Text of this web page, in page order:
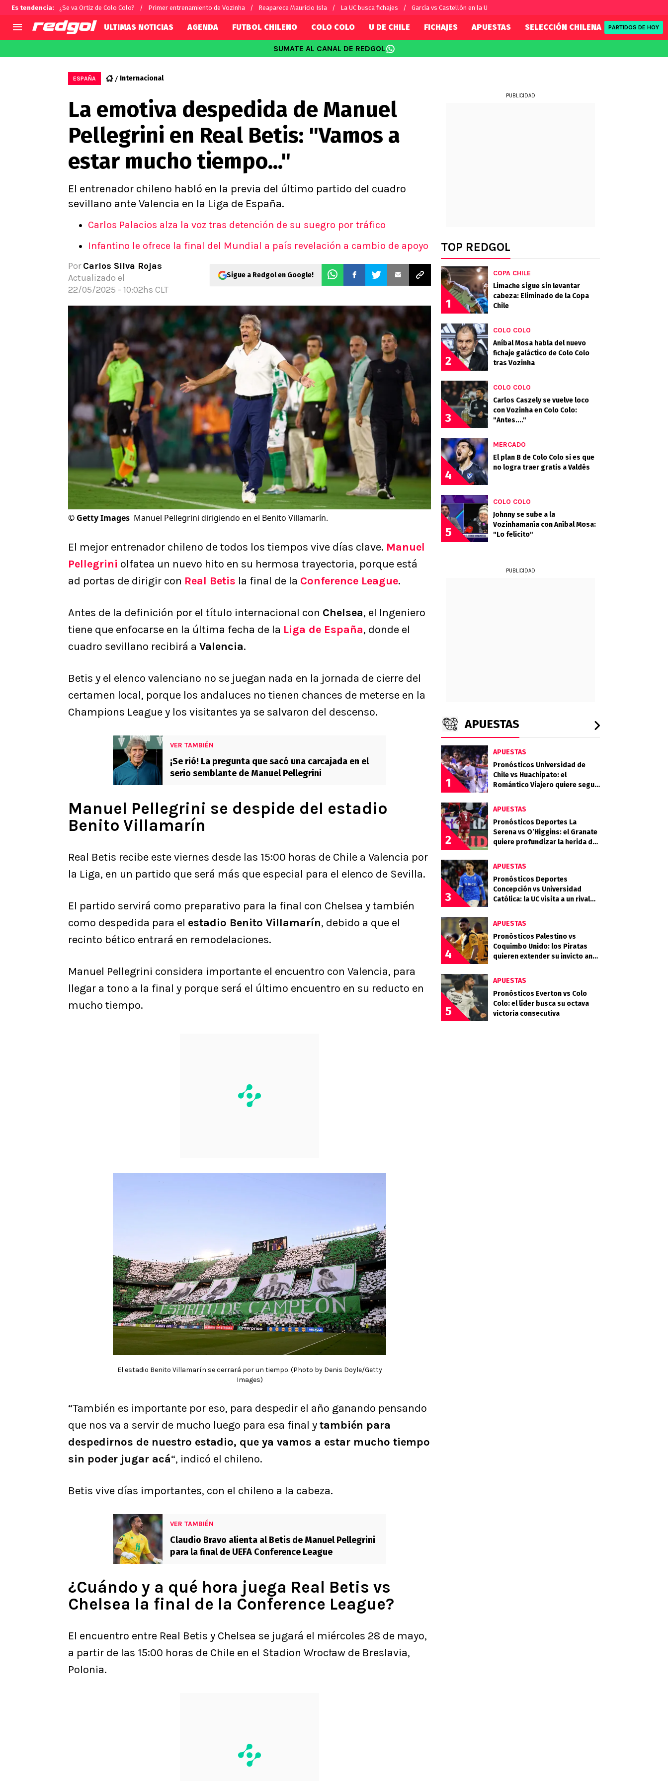
Es tendencia: ¿Se va Ortiz de Colo Colo? Primer entrenamiento de Vozinha Reaparece Mauricio Isla La UC busca fichajes García vs Castellón en la U
Selección Chilena
U de Chile
U Católica
Campeonato Nacional
Primera B
Segunda División
Copa Chile
Supercopa Chile
Campeonato Femenino
Alexis Sánchez
Carlos Palacios
Chilenos por el mundo
Fútbol Argentino
Fútbol Brasileño
Conference League
Ligue 1
Premier League
Serie A
Pronósticos
ULTIMAS NOTICIAS AGENDA FUTBOL CHILENO COLO COLO U DE CHILE FICHAJES APUESTAS SELECCIÓN CHILENA REDSPORT
PARTIDOS DE HOY
SUMATE AL CANAL DE REDGOL
ESPAÑA Internacional
La emotiva despedida de Manuel
Pellegrini en Real Betis: "Vamos a
estar mucho tiempo..."
El entrenador chileno habló en la previa del último partido del cuadro
sevillano ante Valencia en la Liga de España.
Carlos Palacios alza la voz tras detención de su suegro por tráfico
Infantino le ofrece la final del Mundial a país revelación a cambio de apoyo
Por Carlos Silva Rojas
Actualizado el
22/05/2025 - 10:02hs CLT
Sigue a Redgol en Google!
© Getty Images Manuel Pellegrini dirigiendo en el Benito Villamarín.
El mejor entrenador chileno de todos los tiempos vive días clave. Manuel
Pellegrini olfatea un nuevo hito en su hermosa trayectoria, porque está
ad portas de dirigir con Real Betis la final de la Conference League.
Antes de la definición por el título internacional con Chelsea, el Ingeniero
tiene que enfocarse en la última fecha de la Liga de España, donde el
cuadro sevillano recibirá a Valencia.
Betis y el elenco valenciano no se juegan nada en la jornada de cierre del
certamen local, porque los andaluces no tienen chances de meterse en la
Champions League y los visitantes ya se salvaron del descenso.
VER TAMBIÉN
¡Se rió! La pregunta que sacó una carcajada en el
serio semblante de Manuel Pellegrini
Manuel Pellegrini se despide del estadio
Benito Villamarín
Real Betis recibe este viernes desde las 15:00 horas de Chile a Valencia por
la Liga, en un partido que será más que especial para el elenco de Sevilla.
El partido servirá como preparativo para la final con Chelsea y también
como despedida para el estadio Benito Villamarín, debido a que el
recinto bético entrará en remodelaciones.
Manuel Pellegrini considera importante el encuentro con Valencia, para
llegar a tono a la final y porque será el último encuentro en su reducto en
mucho tiempo.
El estadio Benito Villamarín se cerrará por un tiempo. (Photo by Denis Doyle/Getty
Images)
“También es importante por eso, para despedir el año ganando pensando
que nos va a servir de mucho luego para esa final ytambién para
despedirnos de nuestro estadio, que ya vamos a estar mucho tiempo
sin poder jugar acá“, indicó el chileno.
Betis vive días importantes, con el chileno a la cabeza.
VER TAMBIÉN
Claudio Bravo alienta al Betis de Manuel Pellegrini
para la final de UEFA Conference League
¿Cuándo y a qué hora juega Real Betis vs
Chelsea la final de la Conference League?
El encuentro entre Real Betis y Chelsea se jugará el miércoles 28 de mayo,
a partir de las 15:00 horas de Chile en el Stadion Wrocław de Breslavia,
Polonia.
PUBLICIDAD
TOP REDGOL
1
COPA CHILE
Limache sigue sin levantar
cabeza: Eliminado de la Copa
Chile
2
COLO COLO
Aníbal Mosa habla del nuevo
fichaje galáctico de Colo Colo
tras Vozinha
3
COLO COLO
Carlos Caszely se vuelve loco
con Vozinha en Colo Colo:
"Antes...."
4
MERCADO
El plan B de Colo Colo si es que
no logra traer gratis a Valdés
5
COLO COLO
Johnny se sube a la
Vozinhamanía con Aníbal Mosa:
"Lo felicito"
PUBLICIDAD
APUESTAS
1
APUESTAS
Pronósticos Universidad de
Chile vs Huachipato: el
Romántico Viajero quiere seguir
2
APUESTAS
Pronósticos Deportes La
Serena vs O’Higgins: el Granate
quiere profundizar la herida del
3
APUESTAS
Pronósticos Deportes
Concepción vs Universidad
Católica: la UC visita a un rival
4
APUESTAS
Pronósticos Palestino vs
Coquimbo Unido: los Piratas
quieren extender su invicto ante
5
APUESTAS
Pronósticos Everton vs Colo
Colo: el líder busca su octava
victoria consecutiva